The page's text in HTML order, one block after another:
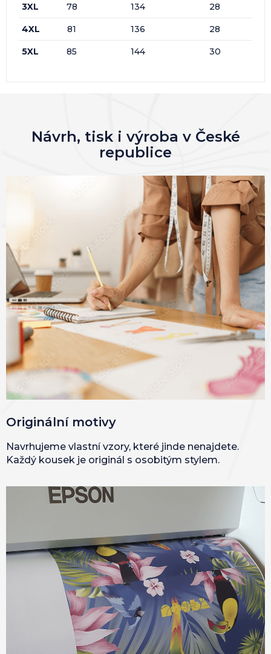
3XL 78 134 28
4XL 81 136 28
5XL 85 144 30
Návrh, tisk i výroba v České
republice
Originální motivy
Navrhujeme vlastní vzory, které jinde nenajdete.
Každý kousek je originál s osobitým stylem.